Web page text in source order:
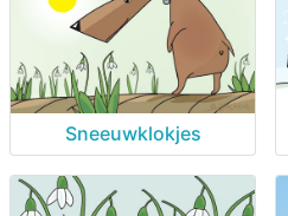
Sneeuwklokjes